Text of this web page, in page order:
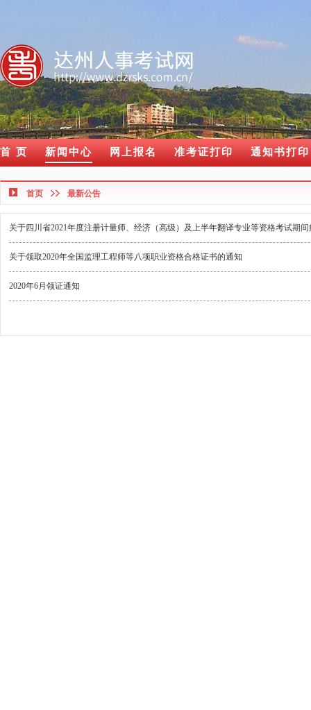
首 页 新闻中心 网上报名 准考证打印 通知书打印
首页 最新公告
关于四川省2021年度注册计量师、经济（高级）及上半年翻译专业等资格考试期
关于领取2020年全国监理工程师等八项职业资格合格证书的通知
2020年6月领证通知